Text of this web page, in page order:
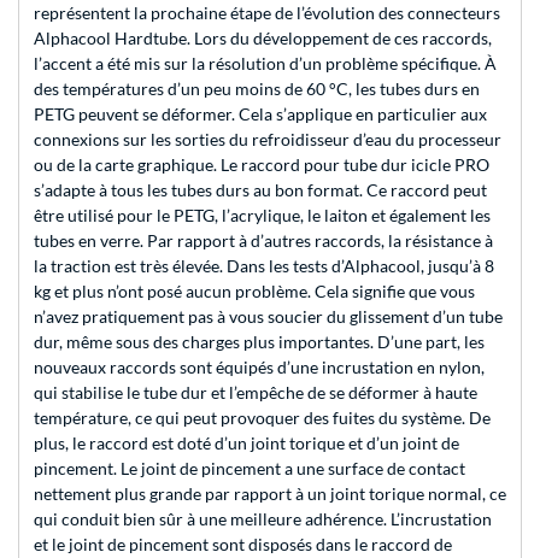
représentent la prochaine étape de l’évolution des connecteurs
Alphacool Hardtube. Lors du développement de ces raccords,
l’accent a été mis sur la résolution d’un problème spécifique. À
des températures d’un peu moins de 60 °C, les tubes durs en
PETG peuvent se déformer. Cela s’applique en particulier aux
connexions sur les sorties du refroidisseur d’eau du processeur
ou de la carte graphique. Le raccord pour tube dur icicle PRO
s’adapte à tous les tubes durs au bon format. Ce raccord peut
être utilisé pour le PETG, l’acrylique, le laiton et également les
tubes en verre. Par rapport à d’autres raccords, la résistance à
la traction est très élevée. Dans les tests d’Alphacool, jusqu’à 8
kg et plus n’ont posé aucun problème. Cela signifie que vous
n’avez pratiquement pas à vous soucier du glissement d’un tube
dur, même sous des charges plus importantes. D’une part, les
nouveaux raccords sont équipés d’une incrustation en nylon,
qui stabilise le tube dur et l’empêche de se déformer à haute
température, ce qui peut provoquer des fuites du système. De
plus, le raccord est doté d’un joint torique et d’un joint de
pincement. Le joint de pincement a une surface de contact
nettement plus grande par rapport à un joint torique normal, ce
qui conduit bien sûr à une meilleure adhérence. L’incrustation
et le joint de pincement sont disposés dans le raccord de